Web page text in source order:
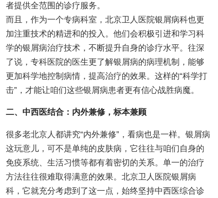
者提供全范围的诊疗服务。
而且，作为一个专病科室，北京卫人医院银屑病科也更
加注重技术的精进和的投入。他们会积极引进和学习科
学的银屑病治疗技术，不断提升自身的诊疗水平。往深
了说，专科医院的医生更了解银屑病的病理机制，能够
更加科学地控制病情，提高治疗的效果。这样的“科学打
击”，才能让咱们这些银屑病患者更有信心战胜病魔。
二、中西医结合：内外兼修，标本兼顾
很多老北京人都讲究“内外兼修”，看病也是一样。银屑病
这玩意儿，可不是单纯的皮肤病，它往往与咱们自身的
免疫系统、生活习惯等都有着密切的关系。单一的治疗
方法往往很难取得满意的效果。北京卫人医院银屑病
科，它就充分考虑到了这一点，始终坚持中西医综合诊